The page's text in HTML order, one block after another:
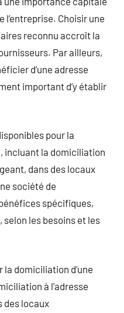
l’entreprise. Choisir une
reconnu accroît la
Par ailleurs,
d’une adresse
important d’y établir
pour la
incluant la domiciliation
dans des locaux
société de
spécifiques,
selon les besoins et les
domiciliation d’une
à l’adresse
des locaux